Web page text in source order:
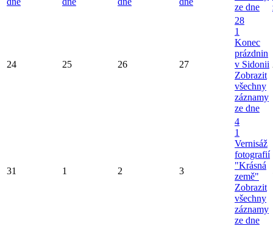
ze dne
24 25 26 27
28
1
Konec
prázdnin
v Sidonii
Zobrazit
všechny
záznamy
ze dne
31 1 2 3
4
1
Vernisáž
fotografií
"Krásná
země"
Zobrazit
všechny
záznamy
ze dne